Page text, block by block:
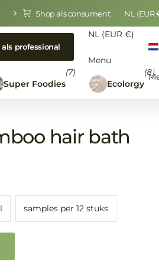
Shop als consument NL (EUR
als professional
NL (EUR €)
Menu
Super Foodies
(7)
Ecolorgy
(8)
hair bath
samples per 12 stuks